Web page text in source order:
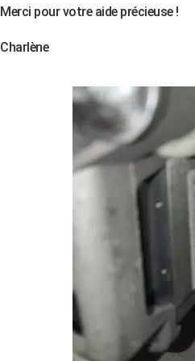
Merci pour votre aide précieuse !
Charlène